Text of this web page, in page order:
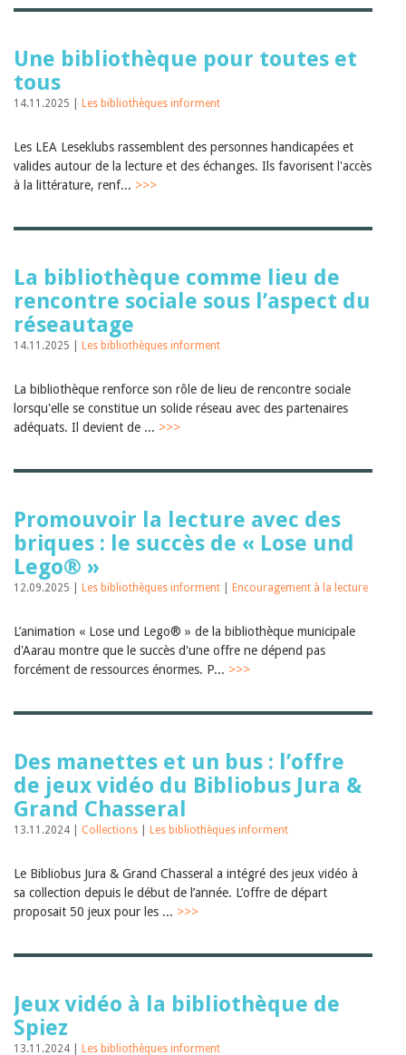
Une bibliothèque pour toutes et
tous
14.11.2025 | Les bibliothèques informent
Les LEA Leseklubs rassemblent des personnes handicapées et
valides autour de la lecture et des échanges. Ils favorisent l'accès
à la littérature, renf... >>>
La bibliothèque comme lieu de
rencontre sociale sous l’aspect du
réseautage
14.11.2025 | Les bibliothèques informent
La bibliothèque renforce son rôle de lieu de rencontre sociale
lorsqu'elle se constitue un solide réseau avec des partenaires
adéquats. Il devient de ... >>>
Promouvoir la lecture avec des
briques : le succès de « Lose und
Lego® »
12.09.2025 | Les bibliothèques informent Encouragement à la lecture
L’animation « Lose und Lego® » de la bibliothèque municipale
d'Aarau montre que le succès d'une offre ne dépend pas
forcément de ressources énormes. P... >>>
Des manettes et un bus : l’offre
de jeux vidéo du Bibliobus Jura &
Grand Chasseral
13.11.2024 | Collections Les bibliothèques informent
Le Bibliobus Jura & Grand Chasseral a intégré des jeux vidéo à
sa collection depuis le début de l’année. L’offre de départ
proposait 50 jeux pour les ... >>>
Jeux vidéo à la bibliothèque de
Spiez
13.11.2024 | Les bibliothèques informent